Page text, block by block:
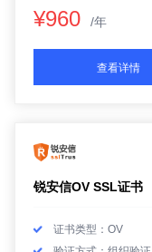
¥960 /年
查看详情
锐安信OV SSL证书
证书类型：OV